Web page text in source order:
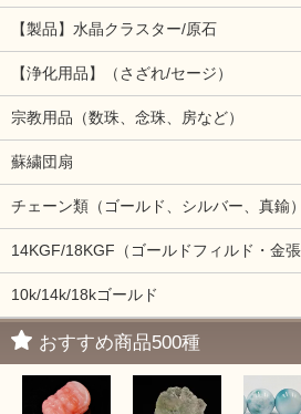
【製品】水晶クラスター/原石
【浄化用品】（さざれ/セージ）
宗教用品（数珠、念珠、房など）
蘇繍団扇
チェーン類（ゴールド、シルバー、真鍮）
14KGF/18KGF（ゴールドフィルド・金張
10k/14k/18kゴールド
おすすめ商品500種